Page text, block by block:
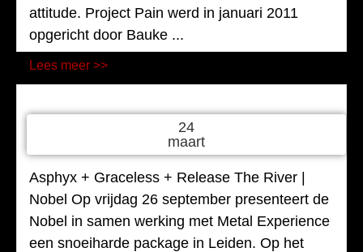
attitude. Project Pain werd in januari 2011
opgericht door Bauke ...
Lees meer >>
24
maart
Asphyx + Graceless + Release The River |
Nobel Op vrijdag 26 september presenteert de
Nobel in samen werking met Metal Experience
een snoeiharde package in Leiden. Op het